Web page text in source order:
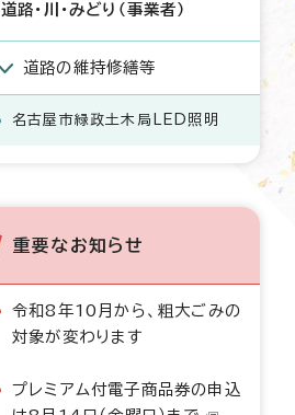
道路・川・みどり（事業者）
道路の維持修繕等
名古屋市緑政土木局LED照明
重要なお知らせ
令和8年10月から、粗大ごみの
対象が変わります
プレミアム付電子商品券の申込